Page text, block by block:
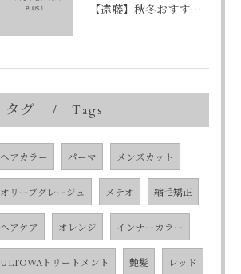
【遠藤】秋冬おすすめの艶カラー「ショコラブラウン」
タグ Tags
ヘアカラー パーマ メンズカット
オリーブグレージュ メテオ 縮毛矯正
ヘアケア オレンジ インナーカラー
ULTOWAトリートメント 艶髪 レッド